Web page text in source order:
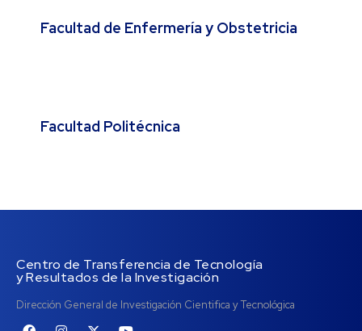
Facultad de Enfermería y Obstetricia
Facultad Politécnica
Centro de Transferencia de Tecnología
y Resultados de la Investigación
Dirección General de Investigación Cientifica y Tecnológica